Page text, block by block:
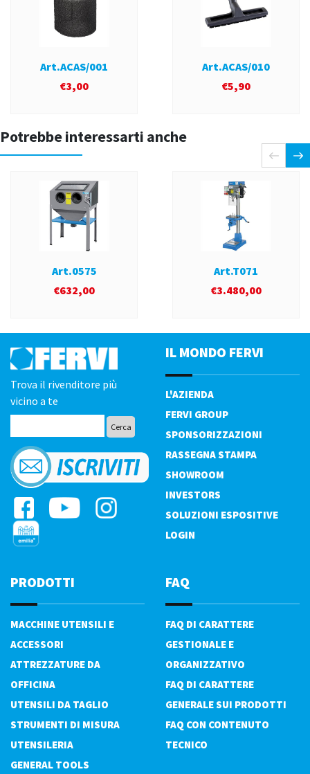
Art.ACAS/001
€3,00
Art.ACAS/010
€5,90
Potrebbe interessarti anche
Art.0575
€632,00
Art.T071
€3.480,00
Trova il rivenditore più
vicino a te
IL MONDO FERVI
L'AZIENDA
FERVI GROUP
SPONSORIZZAZIONI
RASSEGNA STAMPA
SHOWROOM
INVESTORS
SOLUZIONI ESPOSITIVE
LOGIN
PRODOTTI
MACCHINE UTENSILI E
ACCESSORI
ATTREZZATURE DA
OFFICINA
UTENSILI DA TAGLIO
STRUMENTI DI MISURA
UTENSILERIA
GENERAL TOOLS
FAQ
FAQ DI CARATTERE
GESTIONALE E
ORGANIZZATIVO
FAQ DI CARATTERE
GENERALE SUI PRODOTTI
FAQ CON CONTENUTO
TECNICO